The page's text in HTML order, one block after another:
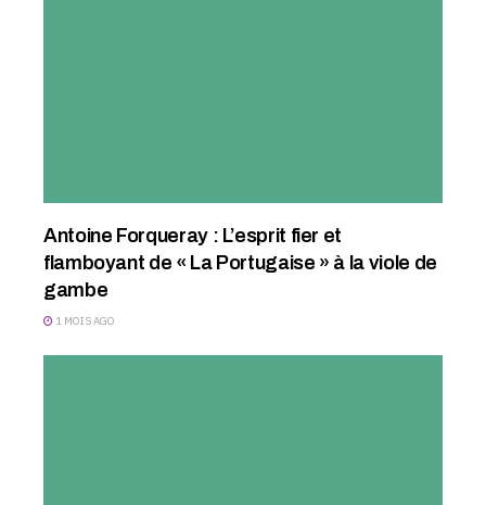
Antoine Forqueray : L’esprit fier et
flamboyant de « La Portugaise » à la viole de
gambe
1 MOIS AGO